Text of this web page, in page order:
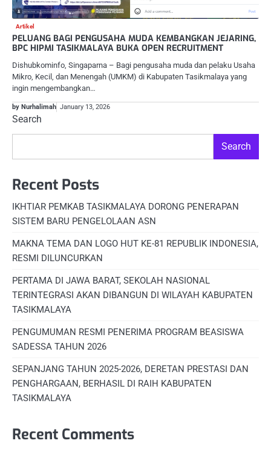
Artikel
PELUANG BAGI PENGUSAHA MUDA KEMBANGKAN JEJARING,
BPC HIPMI TASIKMALAYA BUKA OPEN RECRUITMENT
Dishubkominfo, Singaparna – Bagi pengusaha muda dan pelaku Usaha
Mikro, Kecil, dan Menengah (UMKM) di Kabupaten Tasikmalaya yang
ingin mengembangkan…
by Nurhalimah January 13, 2026
Search
Search
Recent Posts
IKHTIAR PEMKAB TASIKMALAYA DORONG PENERAPAN
SISTEM BARU PENGELOLAAN ASN
MAKNA TEMA DAN LOGO HUT KE-81 REPUBLIK INDONESIA,
RESMI DILUNCURKAN
PERTAMA DI JAWA BARAT, SEKOLAH NASIONAL
TERINTEGRASI AKAN DIBANGUN DI WILAYAH KABUPATEN
TASIKMALAYA
PENGUMUMAN RESMI PENERIMA PROGRAM BEASISWA
SADESSA TAHUN 2026
SEPANJANG TAHUN 2025-2026, DERETAN PRESTASI DAN
PENGHARGAAN, BERHASIL DI RAIH KABUPATEN
TASIKMALAYA
Recent Comments